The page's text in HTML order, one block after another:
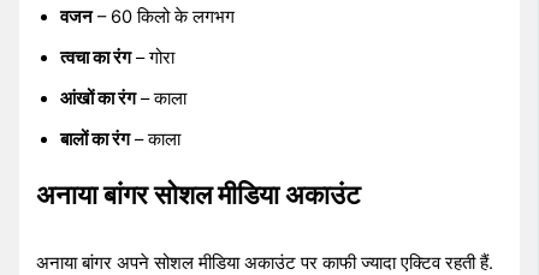
वजन– 60 किलो के लगभग
त्वचा का रंग– गोरा
आंखों का रंग– काला
बालों का रंग– काला
अनाया बांगर सोशल मीडिया अकाउंट
अनाया बांगर अपने सोशल मीडिया अकाउंट पर काफी ज्यादा एक्टिव रहती हैं.